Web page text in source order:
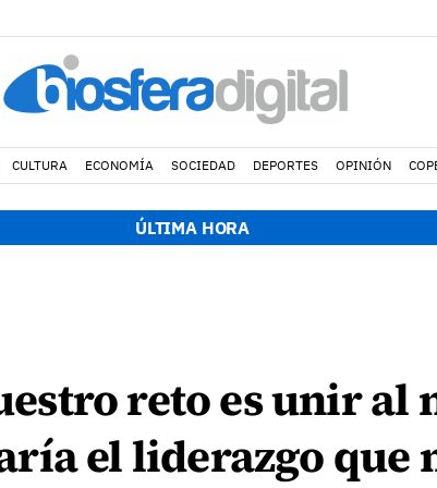
CULTURA ECONOMÍA SOCIEDAD DEPORTES OPINIÓN
ÚLTIMA HORA
reto es unir
el liderazgo que